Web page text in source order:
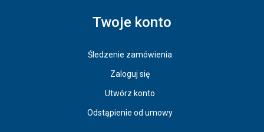
Twoje konto
Śledzenie zamówienia
Zaloguj się
Utwórz konto
Odstąpienie od umowy